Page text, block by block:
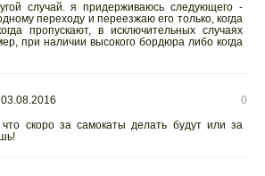
случай. я придерживаюсь следующего -
переходу и переезжаю его только, когда
пропускают, в исключительных случаях
при наличии высокого бордюра либо когда
0
что скоро за самокаты делать будут или за